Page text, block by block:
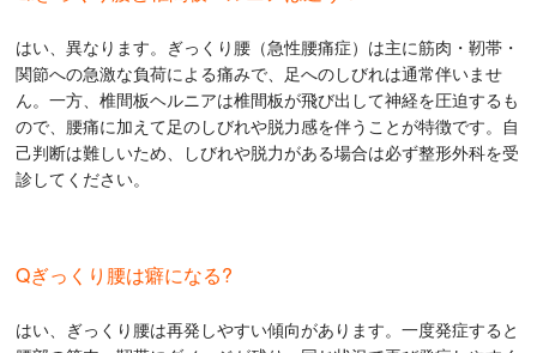
はい、異なります。ぎっくり腰（急性腰痛症）は主に筋肉・靭帯・
関節への急激な負荷による痛みで、足へのしびれは通常伴いませ
ん。一方、椎間板ヘルニアは椎間板が飛び出して神経を圧迫するも
ので、腰痛に加えて足のしびれや脱力感を伴うことが特徴です。自
己判断は難しいため、しびれや脱力がある場合は必ず整形外科を受
診してください。
Qぎっくり腰は癖になる?
はい、ぎっくり腰は再発しやすい傾向があります。一度発症すると